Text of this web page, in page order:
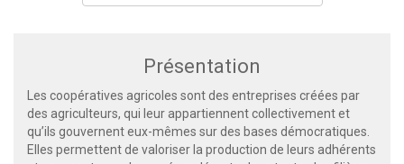
Présentation
Les coopératives agricoles sont des entreprises créées par
des agriculteurs, qui leur appartiennent collectivement et
qu’ils gouvernent eux-mêmes sur des bases démocratiques.
Elles permettent de valoriser la production de leurs adhérents